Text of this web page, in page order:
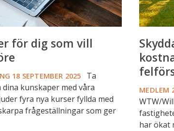
för dig som vill
18 SEPTEMBER 2025
Ta
kunskaper med våra
fyra nya kurser fyllda med
frågeställningar som ger
MEDLEM
WTW/
har ökat